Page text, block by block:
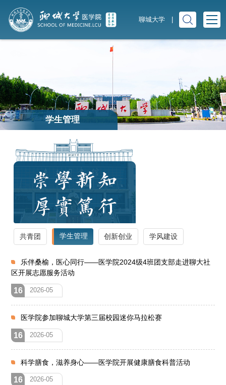
聊城大学
学生管理
共青团 学生管理 创新创业 学风建设
乐伴桑榆，医心同行——医学院2024级4班团支部走进聊大社
区开展志愿服务活动
16 2026-05
医学院参加聊城大学第三届校园迷你马拉松赛
16 2026-05
科学膳食，滋养身心——医学院开展健康膳食科普活动
16 2026-05